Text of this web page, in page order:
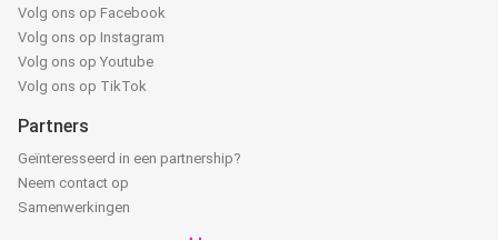
Volg ons op Facebook
Volg ons op Instagram
Volg ons op Youtube
Volg ons op TikTok
Partners
Geïnteresseerd in een partnership?
Neem contact op
Samenwerkingen